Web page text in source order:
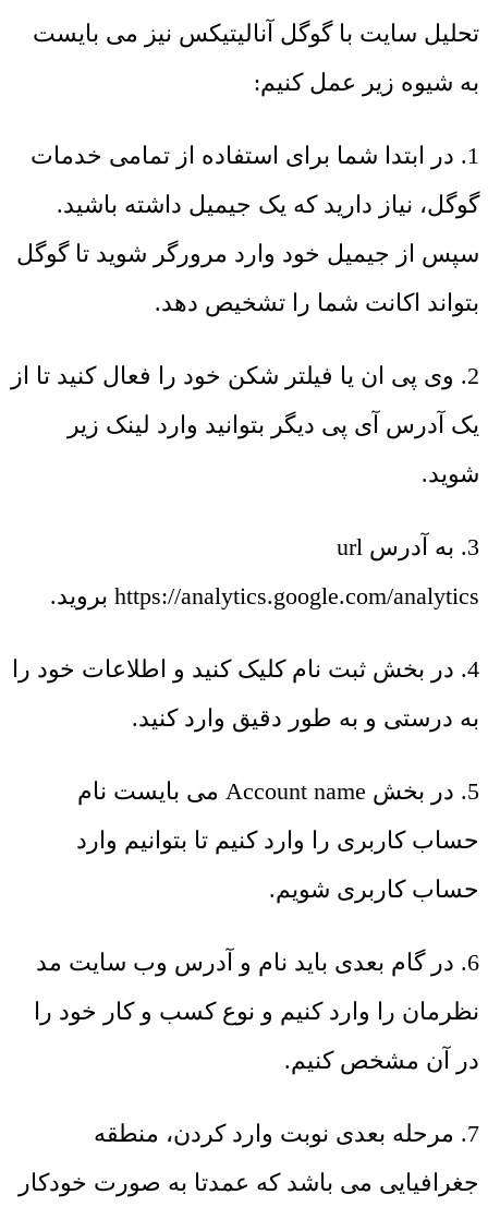
تحلیل سایت با گوگل آنالیتیکس نیز می بایست
به شیوه زیر عمل کنیم:
1. در ابتدا شما برای استفاده از تمامی خدمات
گوگل، نیاز دارید که یک جیمیل داشته باشید.
سپس از جیمیل خود وارد مرورگر شوید تا گوگل
بتواند اکانت شما را تشخیص دهد.
2. وی پی ان یا فیلتر شکن خود را فعال کنید تا از
یک آدرس آی پی دیگر بتوانید وارد لینک زیر
شوید.
3. به آدرس url
https://analytics.google.com/analytics بروید.
4. در بخش ثبت نام کلیک کنید و اطلاعات خود را
به درستی و به طور دقیق وارد کنید.
5. در بخش Account name می بایست نام
حساب کاربری را وارد کنیم تا بتوانیم وارد
حساب کاربری شویم.
6. در گام بعدی باید نام و آدرس وب سایت مد
نظرمان را وارد کنیم و نوع کسب و کار خود را
در آن مشخص کنیم.
7. مرحله بعدی نوبت وارد کردن، منطقه
جغرافیایی می باشد که عمدتا به صورت خودکار